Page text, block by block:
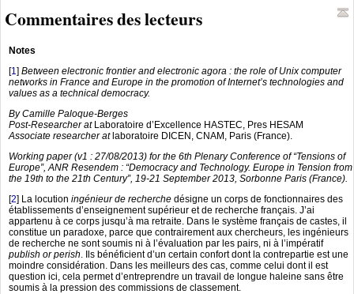
Commentaires des lecteurs
Notes
[1] Between electronic frontier and electronic agora : the role of Unix computer
networks in France and Europe in the promotion of Internet’s technologies and
values as a technical democracy.
By Camille Paloque-Berges
Post-Researcher atLaboratoire d’Excellence HASTEC, Pres HESAM
Associate researcher atlaboratoire DICEN, CNAM, Paris (France).
Working paper (v1 : 27/08/2013) for the 6th Plenary Conference of “Tensions of
Europe”, ANR Resendem : “Democracy and Technology. Europe in Tension from
the 19th to the 21th Century”, 19-21 September 2013, Sorbonne Paris (France).
[2] La locution ingénieur de recherche désigne un corps de fonctionnaires des
établissements d’enseignement supérieur et de recherche français. J’ai
appartenu à ce corps jusqu’à ma retraite. Dans le système français de castes, il
constitue un paradoxe, parce que contrairement aux chercheurs, les ingénieurs
de recherche ne sont soumis ni à l’évaluation par les pairs, ni à l’impératif
publish or perish. Ils bénéficient d’un certain confort dont la contrepartie est une
moindre considération. Dans les meilleurs des cas, comme celui dont il est
question ici, cela permet d’entreprendre un travail de longue haleine sans être
soumis à la pression des commissions de classement.